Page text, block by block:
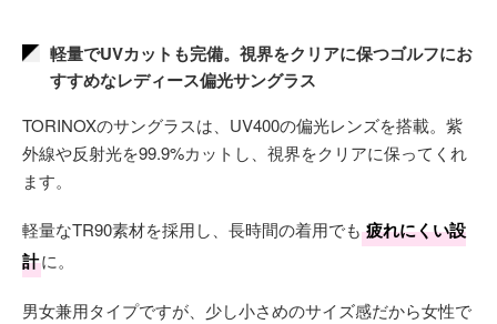
軽量でUVカットも完備。視界をクリアに保つゴルフにお
すすめなレディース偏光サングラス
TORINOXのサングラスは、UV400の偏光レンズを搭載。紫
外線や反射光を99.9%カットし、視界をクリアに保ってくれ
ます。
軽量なTR90素材を採用し、長時間の着用でも 疲れにくい設
計に。
男女兼用タイプですが、少し小さめのサイズ感だから女性で